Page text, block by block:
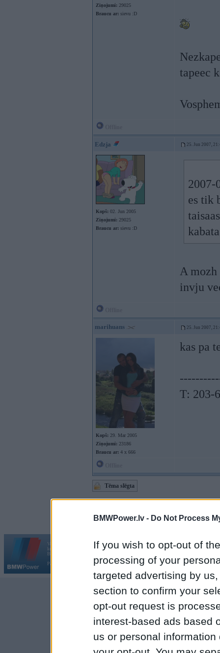
BMWPower.lv - Do Not Process
If you wish to opt-out of
processing of your
targeted advertising by
section to confirm your
opt-out request is
interest-based ads based
us or personal
Ziņojumi: 29025
Braucu ar: sievu :D
tapeec
Edzja 25. Jun 2007,
Kopš: 02. Jun 2005
Ziņojumi: 29025
Braucu ar: sievu :D
2007-
es tik
A
invju
marihuans 25. Jun 2007,
Kopš: 29. Mar 2005
Ziņojumi: 23186
Braucu ar: 4 x 666
kas pa
T: 203-
Tēma slēgta
Vortāls BMWPower.lv darbojas
kopš 2002. gada 14. maija. Tas nav auto klubs un nav saistīts ar
BMW AG.
Par BMWPower
Kontakti|Reklāma